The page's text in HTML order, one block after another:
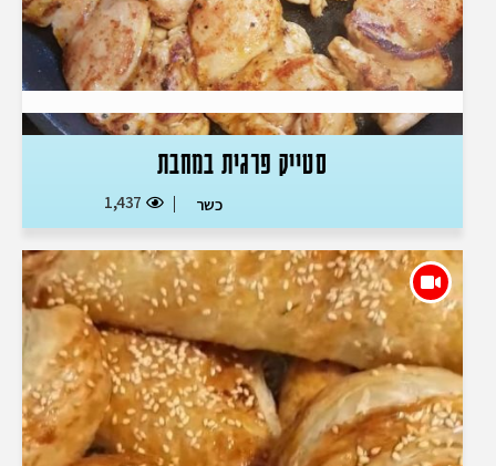
סטייק פרגית במחבת
כשר 1,437